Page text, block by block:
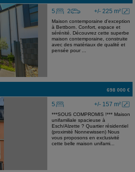
+/- 225 m²
5 2
Maison contemporaine d'exception
à Bettborn. Confort, espace et
sérénité. Découvrez cette superbe
maison contemporaine, construite
avec des matériaux de qualité et
pensée pour ...
698 000 €
+/- 157 m²
5
***SOUS COMPROMIS !*** Maison
unifamiliale spacieuse à
Esch/Alzette ? Quartier résidentiel
(proximité Nonnewissen) Nous
vous proposons en exclusivité
cette belle maison unifami...